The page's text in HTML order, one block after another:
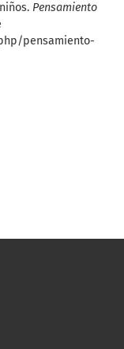
Pensamiento
pensamiento-